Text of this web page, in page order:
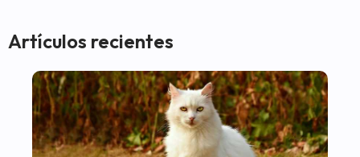
Artículos recientes